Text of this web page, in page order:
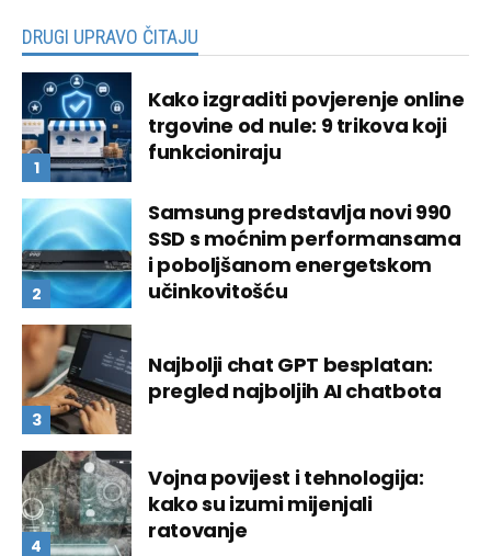
DRUGI UPRAVO ČITAJU
Kako izgraditi povjerenje online
trgovine od nule: 9 trikova koji
funkcioniraju
Samsung predstavlja novi 990
SSD s moćnim performansama
i poboljšanom energetskom
učinkovitošću
Najbolji chat GPT besplatan:
pregled najboljih AI chatbota
Vojna povijest i tehnologija:
kako su izumi mijenjali
ratovanje